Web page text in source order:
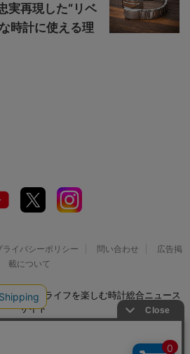
実再現した“リベ
時計に使える理
ライバシーポリシー 問い合わせ
広告掲
載について
オッチライフを楽しむ時計総合ニュース
サイト